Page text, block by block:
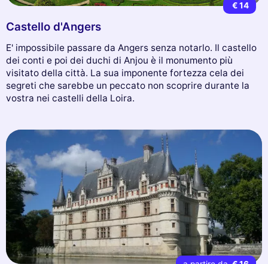
€ 14
Castello d'Angers
E' impossibile passare da Angers senza notarlo. Il castello
dei conti e poi dei duchi di Anjou è il monumento più
visitato della città. La sua imponente fortezza cela dei
segreti che sarebbe un peccato non scoprire durante la
vostra nei castelli della Loira.